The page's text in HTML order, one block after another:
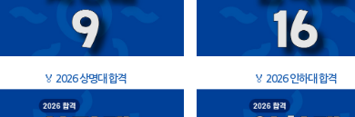
🏅 2026 상명대 합격 🏅 2026 인하대 합격